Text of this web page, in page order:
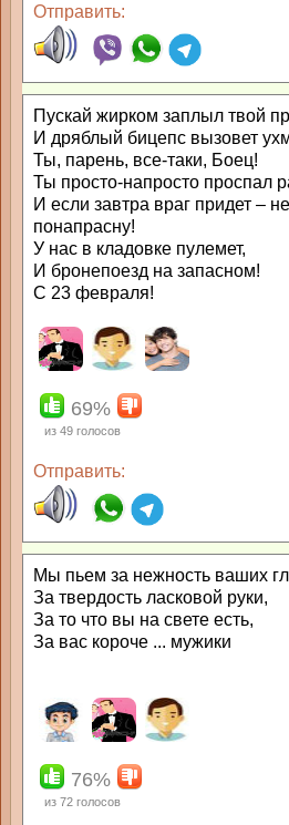
Отправить:
Пускай жирком заплыл твой
И дряблый бицепс вызовет
Ты, парень, все-таки, Боец!
Ты просто-напросто проспал
И если завтра враг придет –
понапрасну!
У нас в кладовке пулемет,
И бронепоезд на запасном!
С 23 февраля!
69%
из 49 голосов
Отправить:
Мы пьем за нежность ваших
За твердость ласковой руки,
За то что вы на свете есть,
За вас короче ... мужики
76%
из 72 голосов